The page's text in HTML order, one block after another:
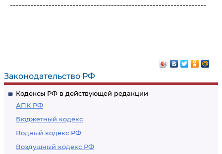
Законодательство РФ
Кодексы РФ в действующей редакции
АПК РФ
Бюджетный кодекс
Водный кодекс РФ
Воздушный кодекс РФ
------------------------------------------------------------------